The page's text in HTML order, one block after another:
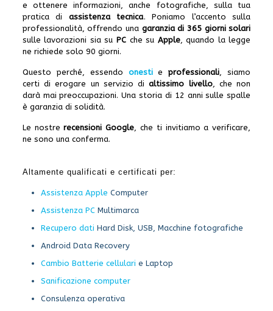
e ottenere informazioni, anche fotografiche, sulla tua
pratica di assistenza tecnica. Poniamo l’accento sulla
professionalità, offrendo una garanzia di 365 giorni solari
sulle lavorazioni sia su PCche su Apple, quando la legge
ne richiede solo 90 giorni.
Questo perché, essendo onesti eprofessionali, siamo
certi di erogare un servizio dialtissimo livello, che non
darà mai preoccupazioni. Una storia di 12 anni sulle spalle
è garanzia di solidità.
Le nostrerecensioni Google, che ti invitiamo a verificare,
ne sono una conferma.
Altamente qualificati e certificati per:
Assistenza Apple Computer
Assistenza PCMultimarca
Recupero dati Hard Disk, USB, Macchine fotografiche
Android Data Recovery
Cambio Batterie cellulari e Laptop
Sanificazione computer
Consulenza operativa